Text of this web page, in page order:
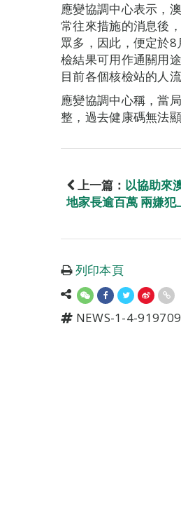
應變協調中心表示，
常往來措施的消息後
眾多，因此，便定於
檢結果可用作通關用
目前各個核檢站的人
應變協調中心稱，當
整，過去健康碼無法
上一篇： 以協助來
地家長逾百萬 兩嫌犯
列印本頁
NEWS-1-4-919709